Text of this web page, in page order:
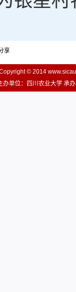
享
© 2014
办单位：四川农业大学 承